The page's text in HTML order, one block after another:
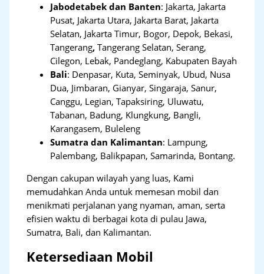
Jabodetabek dan Banten: Jakarta, Jakarta
Pusat, Jakarta Utara, Jakarta Barat, Jakarta
Selatan, Jakarta Timur, Bogor, Depok, Bekasi,
Tangerang,Tangerang Selatan, Serang,
Cilegon, Lebak, Pandeglang, Kabupaten Bayah
Bali: Denpasar, Kuta, Seminyak, Ubud, Nusa
Dua, Jimbaran, Gianyar, Singaraja, Sanur,
Canggu, Legian, Tapaksiring, Uluwatu,
Tabanan, Badung, Klungkung, Bangli,
Karangasem, Buleleng
Sumatra dan Kalimantan: Lampung,
Palembang, Balikpapan, Samarinda, Bontang.
Dengan cakupan wilayah yang luas, Kami
memudahkan Anda untuk memesan mobil dan
menikmati perjalanan yang nyaman, aman, serta
efisien waktu di berbagai kota di pulau Jawa,
Sumatra, Bali, dan Kalimantan.
Ketersediaan Mobil